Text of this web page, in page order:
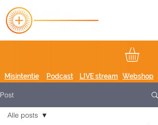
Podcast
Misintentie LIVE stream Webshop
Post
Alle posts